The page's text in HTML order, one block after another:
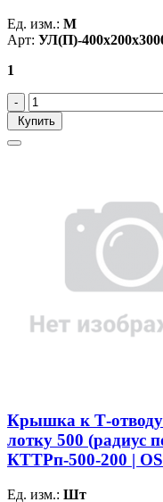
Ед. изм.: М
Арт: УЛ(П)-
1
Купить
Крышка к Т-
лотку 500 (радиус
КТТРп-500-200 |
Ед. изм.: Шт